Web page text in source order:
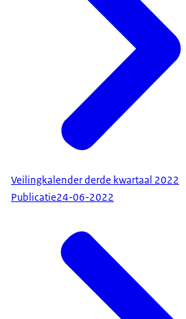
Veilingkalender derde kwartaal 2022
Publicatie24-06-2022